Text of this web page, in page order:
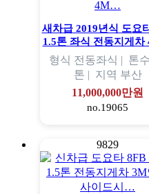
새차급 2019년식 도요
1.5톤 좌식 전동지게
형식 전동좌식 | 톤수
톤 | 지역 부산
11,000,000만원
no.19065
9829